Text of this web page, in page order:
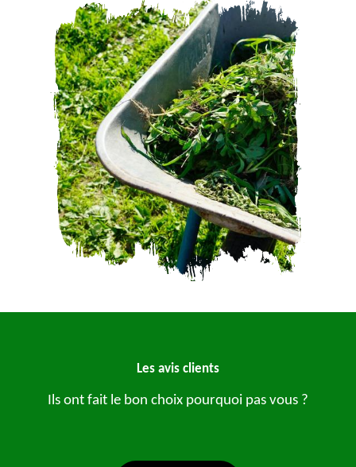
Les avis clients
Ils ont fait le bon choix pourquoi pas vous ?